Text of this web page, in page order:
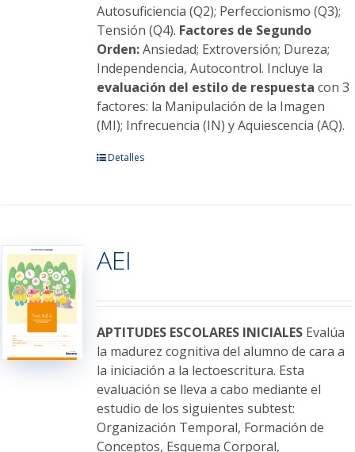
Autosuficiencia (Q2); Perfeccionismo (Q3);
Tensión (Q4). Factores de Segundo
Orden:Ansiedad; Extroversión; Dureza;
Independencia, Autocontrol. Incluye la
evaluación del estilo de respuesta con 3
factores: la Manipulación de la Imagen
(MI); Infrecuencia (IN) y Aquiescencia (AQ).
Este
Las
opciones
elegir
en
la
página
de
producto
Detalles
AEI
APTITUDES ESCOLARES INICIALESEvalúa
la madurez cognitiva del alumno de cara a
la iniciación a la lectoescritura. Esta
evaluación se lleva a cabo mediante el
estudio de los siguientes subtest:
Organización Temporal, Formación de
Conceptos, Esquema Corporal,